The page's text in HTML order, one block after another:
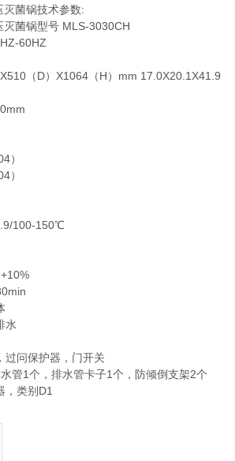
菌锅技术参数:
菌锅型号 MLS-3030CH
60HZ
（D）X1064（H）mm 17.0X20.1X41.9
）
）
100-150℃
水
过问保护器，门开关
管1个，排水管卡子1个，防倾倒支架2个
，类别D1